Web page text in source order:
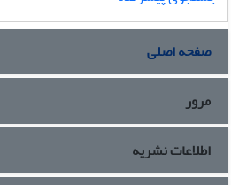
صفحه اصلی
مرور
اطلاعات نشریه